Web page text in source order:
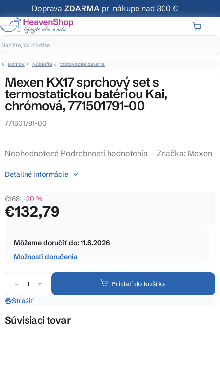
na
obsah
Doprava ZDARMA pri nákupe nad 300 €
Domov Kúpeľňa Vodovodné batérie
Mexen KX17 sprchový set s
termostatickou batériou Kai,
chrómová, 771501791-00
771501791-00
Priemerné
produktu
0,0
z
Neohodnotené Podrobnosti hodnotenia Značka: Mexen
€168 –20 %
€132,79
cena:
Môžeme doručiť do:11.8.2026
Možnosti doručenia
Pridať do košíka
Detailné informácie
Strážiť
Súvisiaci tovar